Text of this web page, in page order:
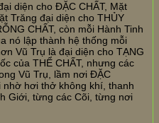
diện cho ĐẶC CHẤT, Mặt
Trăng đại diện cho THỦY
CHẤT, còn mỗi Hành Tinh
nó lập thành hệ thống mỗi
Vũ Trụ là đại diện cho TẠNG
của THỂ CHẤT, nhưng các
Vũ Trụ, lầm nơi ĐẶC
hơi thở không khí, thanh
Giới, từng các Cõi, từng nơi